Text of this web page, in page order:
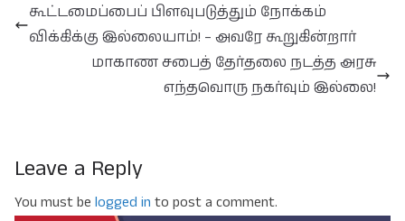
கூட்டமைப்பைப் பிளவுபடுத்தும் நோக்கம்
விக்கிக்கு இல்லையாம்! – அவரே கூறுகின்றார்
மாகாண சபைத் தேர்தலை நடத்த அரசு
எந்தவொரு நகர்வும் இல்லை!
Leave a Reply
You must be logged in to post a comment.